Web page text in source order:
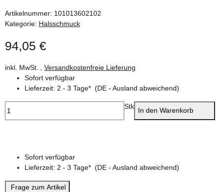
Artikelnummer: 101013602102
Kategorie: Halsschmuck
94,05 €
inkl. MwSt. , Versandkostenfreie Lieferung
Sofort verfügbar
Lieferzeit: 2 - 3 Tage* (DE - Ausland abweichend)
Stk In den Warenkorb
Sofort verfügbar
Lieferzeit: 2 - 3 Tage* (DE - Ausland abweichend)
Frage zum Artikel